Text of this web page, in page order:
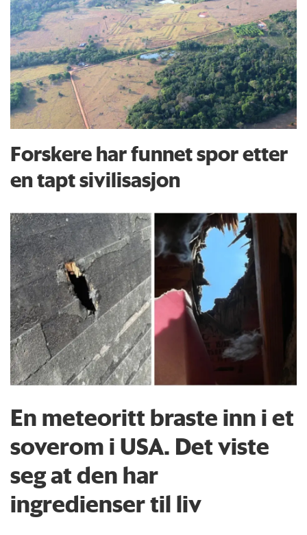
Forskere har funnet spor etter
en tapt sivilisasjon
En meteoritt braste inn i et
soverom i USA. Det viste
seg at den har
ingredienser til liv